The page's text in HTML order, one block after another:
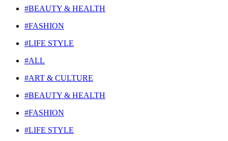
#BEAUTY & HEALTH
#FASHION
#LIFE STYLE
#ALL
#ART & CULTURE
#BEAUTY & HEALTH
#FASHION
#LIFE STYLE